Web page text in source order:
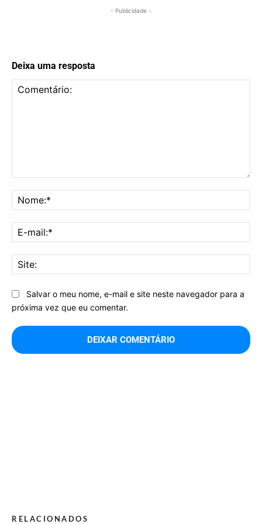
- Publicidade -
Deixa uma resposta
Salvar o meu nome, e-mail e site neste navegador para a
próxima vez que eu comentar.
RELACIONADOS